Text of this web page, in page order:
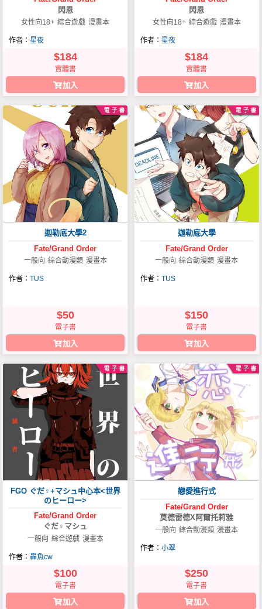
閃恩
女性向18+ 綜合遊戲 漫畫本
作者：星夜
$184
實體書
加入
閃恩
女性向18+ 綜合遊戲 漫畫本
作者： 星夜
$184
實體書
加入
迦勒底大學2
Fate/Grand Order
一般向 綜合動漫類 漫畫本
作者：TUS
$50
電子書
加入
迦勒底大學
Fate/Grand Order
一般向 綜合動漫類 漫畫本
作者： TUS
$150
電子書
加入
FGO ぐだ♀+マシュ中心本<世界
のヒーロー>
Fate/Grand Order
ぐだ♀マシュ
一般向 綜合遊戲 漫畫本
作者：轟魚cw
$100
電子書
加入
戀愛進行式
Fate/Grand Order
莫德雷德X阿爾托莉雅
一般向 綜合動漫類 漫畫本
作者： 小翠
$250
電子書
加入